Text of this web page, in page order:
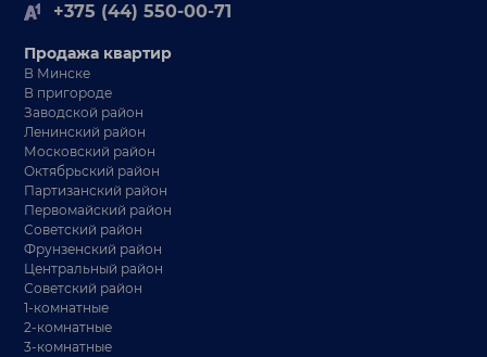
+375 (44) 550-00-71
Продажа квартир
В Минске
В пригороде
Заводской район
Ленинский район
Московский район
Октябрьский район
Партизанский район
Первомайский район
Советский район
Фрунзенский район
Центральный район
Советский район
1-комнатные
2-комнатные
3-комнатные